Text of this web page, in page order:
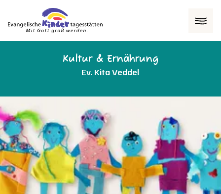
Kultur & Ernährung
Ev. Kita Veddel